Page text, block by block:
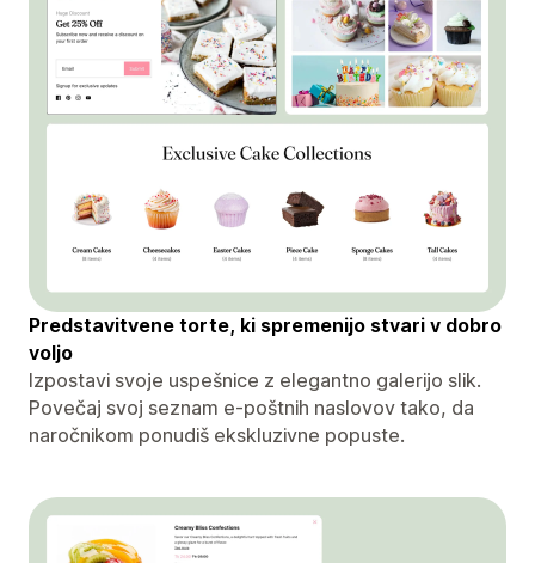
Predstavitvene torte, ki spremenijo stvari v dobro
voljo
Izpostavi svoje uspešnice z elegantno galerijo slik.
Povečaj svoj seznam e-poštnih naslovov tako, da
naročnikom ponudiš ekskluzivne popuste.